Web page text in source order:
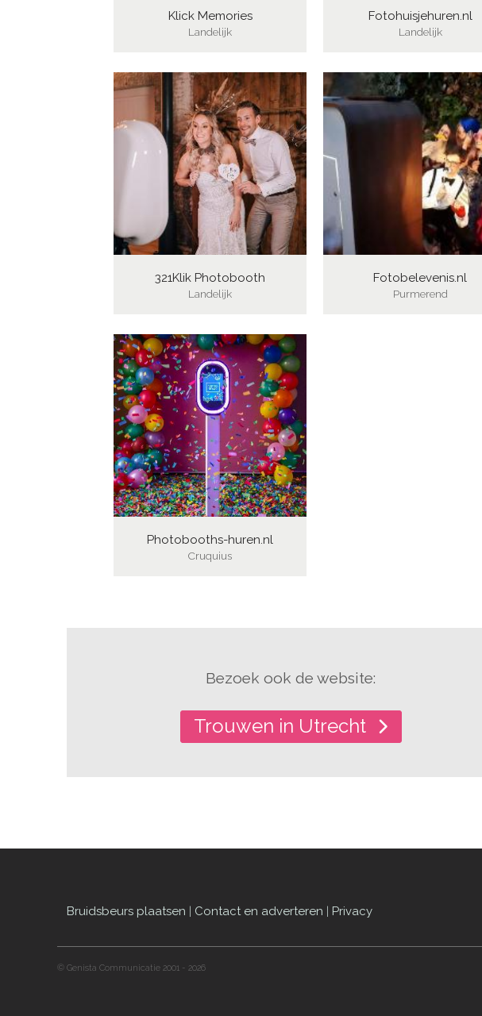
Klick Memories
Landelijk
Fotohuisjehuren.nl
Landelijk
321Klik Photobooth
Landelijk
Fotobelevenis.nl
Purmerend
Photobooths-huren.nl
Cruquius
Bezoek ook de website:
Trouwen in Utrecht
Bruidsbeurs plaatsen | Contact en adverteren | Privacy
© Genista Communicatie 2001 - 2026